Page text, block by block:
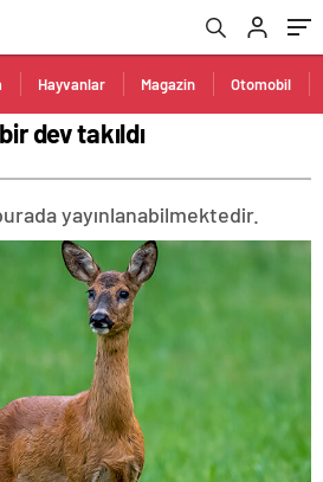
Hayvanlar Magazin Otomobil
dev takıldı
yayınlanabilmektedir.